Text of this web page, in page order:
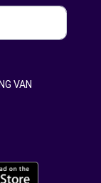
VAN